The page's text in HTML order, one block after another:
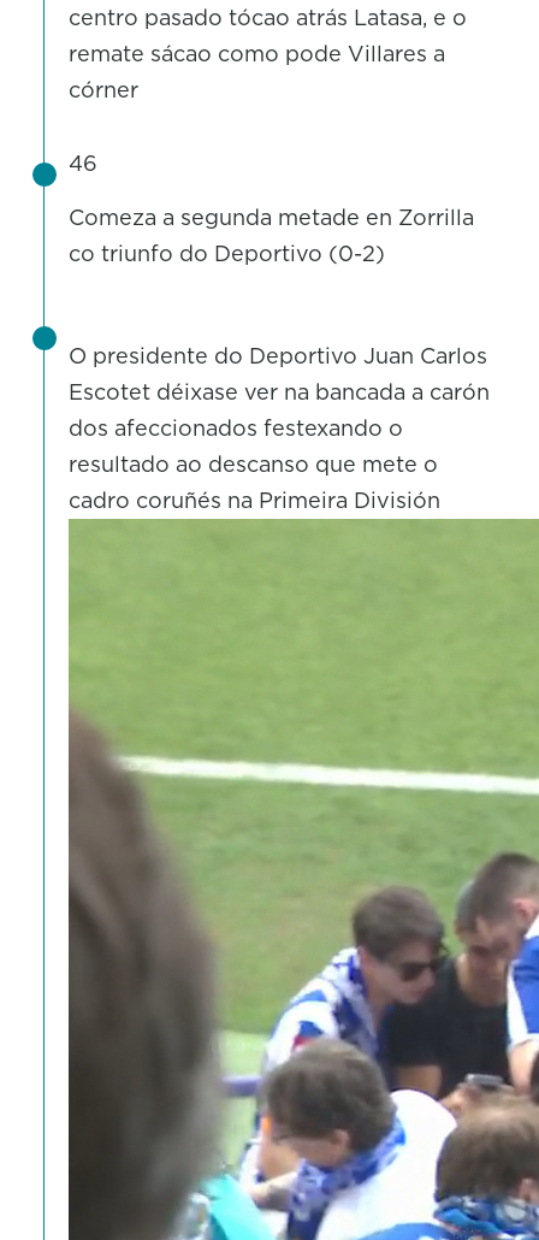
O presidente do Deportivo Juan Carlos
Escotet déixase ver na bancada a carón
dos afeccionados festexando o
resultado ao descanso que mete o
cadro coruñés na Primeira División
46
Comeza a segunda metade en Zorrilla
co triunfo do Deportivo (0-2)
centro pasado tócao atrás Latasa, e o
remate sácao como pode Villares a
córner